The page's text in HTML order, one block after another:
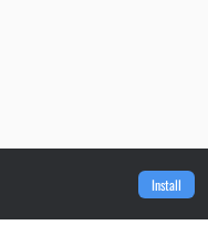
Install